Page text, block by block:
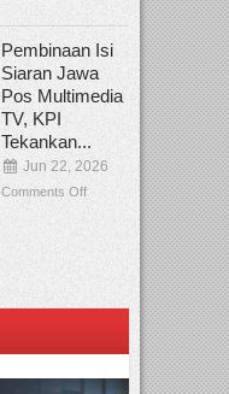
Pembinaan Isi
Siaran Jawa
Pos Multimedia
TV, KPI
Tekankan...
Jun 22, 2026
Comments Off